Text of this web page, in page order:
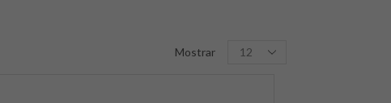
Mostrar
Productos